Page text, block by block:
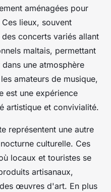
aménagées pour
lieux, souvent
concerts variés allant
maltais, permettant
une atmosphère
amateurs de musique,
est une expérience
artistique et convivialité.
représentent une autre
culturelle. Ces
locaux et touristes se
artisanaux,
œuvres d'art. En plus